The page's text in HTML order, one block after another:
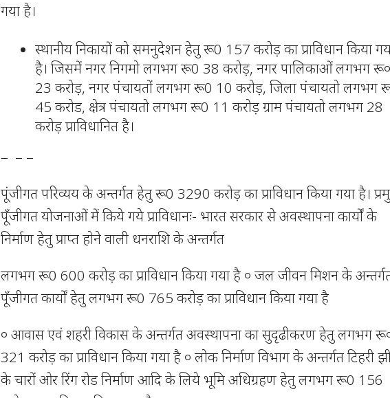
गया है।
स्थानीय निकायों को समनुदेशन हेतु रू0 157 करोड़ का प्राविधान किया
है। जिसमें नगर निगमो लगभग रू0 38 करोड़, नगर पालिकाओं लगभग रू०
23 करोड़, नगर पंचायतों लगभग रू0 10 करोड़, जिला पंचायतो लगभग
45 करोड, क्षेत्र पंचायतो लगभग रू0 11 करोड़ ग्राम पंचायतो लगभग 28
करोड़ प्राविधानित है।
– – –
पूंजीगत परिव्यय के अन्तर्गत हेतु रू0 3290 करोड़ का प्राविधान किया गया है।
पूँजीगत योजनाओं में किये गये प्राविधानः- भारत सरकार से अवस्थापना कार्यों के
निर्माण हेतु प्राप्त होने वाली धनराशि के अन्तर्गत
लगभग रू0 600 करोड़ का प्राविधान किया गया है ० जल जीवन मिशन के
पूँजीगत कार्यों हेतु लगभग रू0 765 करोड़ का प्राविधान किया गया है
० आवास एवं शहरी विकास के अन्तर्गत अवस्थापना का सुदृढीकरण हेतु लगभग
321 करोड़ का प्राविधान किया गया है ० लोक निर्माण विभाग के अन्तर्गत टिहरी
के चारों ओर रिंग रोड निर्माण आदि के लिये भूमि अधिग्रहण हेतु लगभग रू0 156